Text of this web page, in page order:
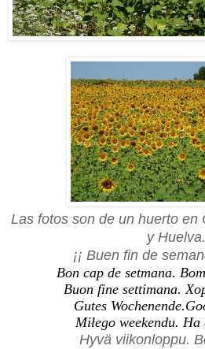
Las fotos son de un huerto en
y Huelva.
¡¡ Buen fin de
Bon cap de setmana.
Buon fine settimana.
Gutes
Miłego weekendu. Ha
Hyvä viikonloppu.